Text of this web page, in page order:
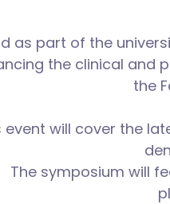
as part of the
the clinical and
the
event will cover the
The symposium will